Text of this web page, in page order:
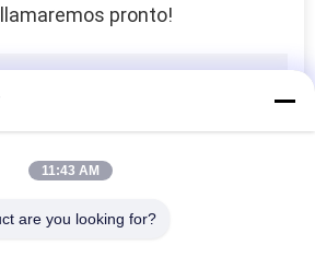
llamaremos pronto!
11:43 AM
are you looking for?